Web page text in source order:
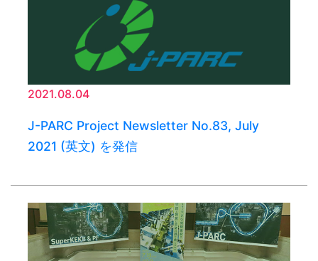
2021.08.04
J-PARC Project Newsletter No.83, July
2021 (英文) を発信